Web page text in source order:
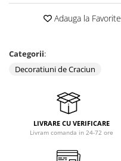
Coloane dus
Baterii de bucatarie
Echipamente de lucru
Betoniere si vibratoare beton
Accesorii beton
Adauga la Favorite
Categorii:
Decoratiuni de Craciun
LIVRARE CU VERIFICARE
Livram comanda in 24-72 ore